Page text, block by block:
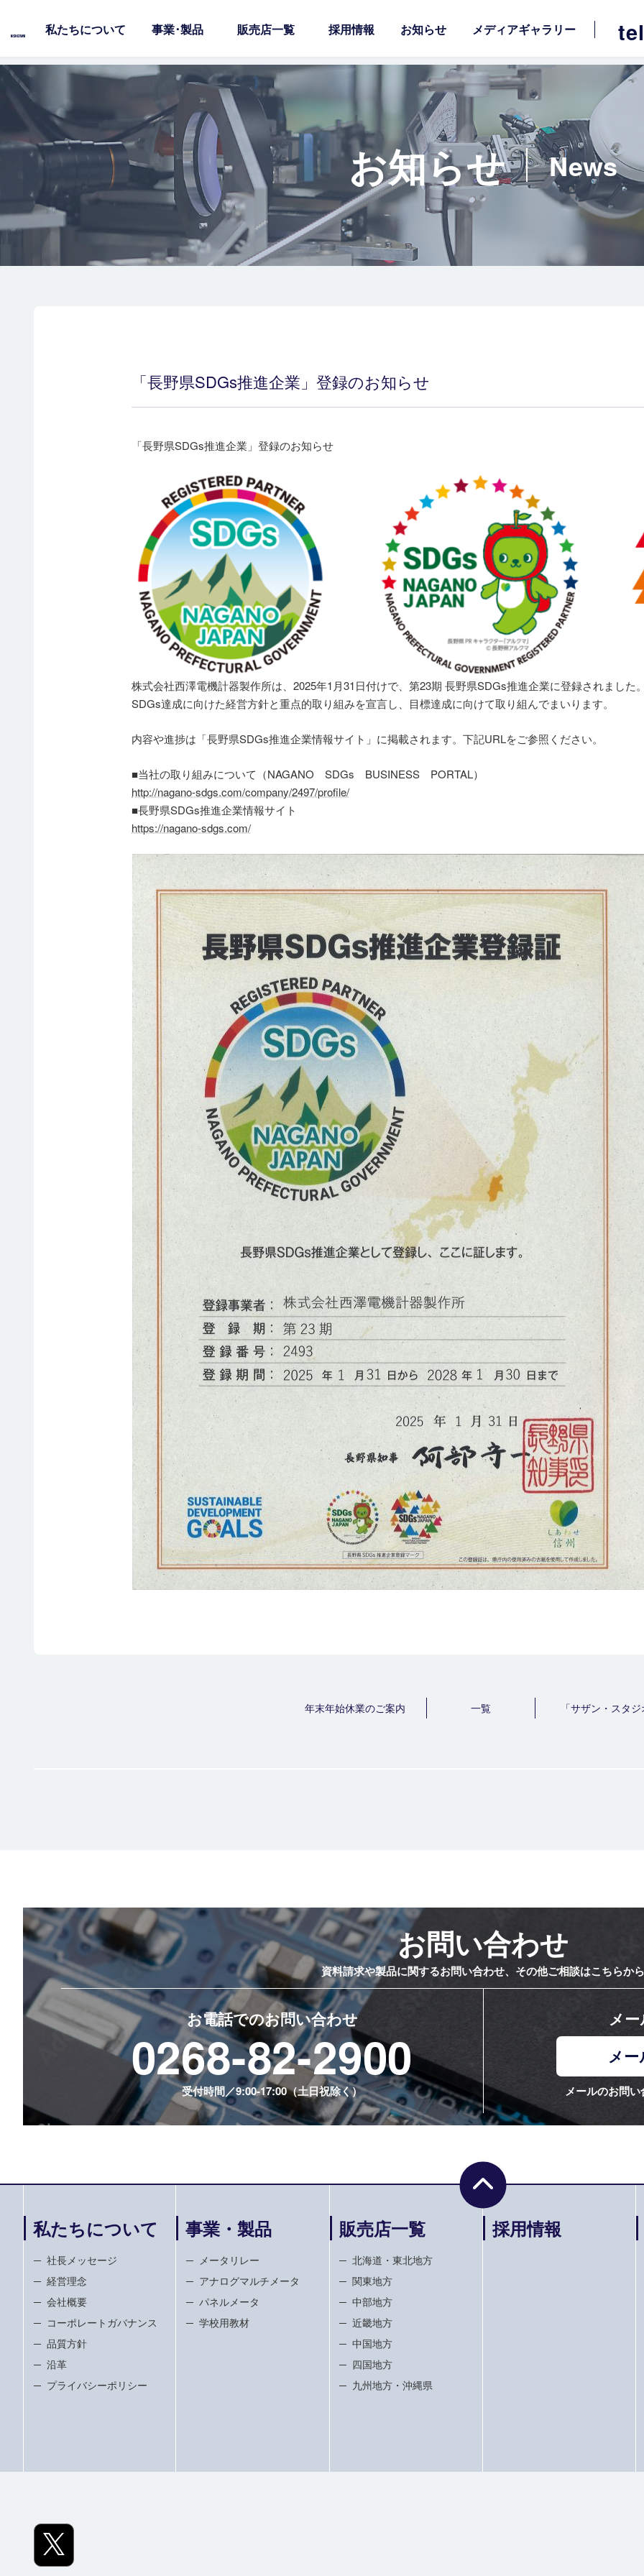
コ
ツ
ッ
プ
ナ
シ
移
動
私たちについて 事業･製品 販売店一覧 採用情報 お知らせ メディアギャラリー
お知らせ News
「長野県SDGs推進企業」登録のお知らせ
「長野県SDGs推進企業」登録のお知らせ
株式会社西澤電機計器製作所は、2025年1月31日付けで、第23期 長野県SDGs推進企業に登録されました
SDGs達成に向けた経営方針と重点的取り組みを宣言し、目標達成に向けて取り組んでまいります。
内容や進捗は「長野県SDGs推進企業情報サイト」に掲載されます。下記URLをご参照ください。
■当社の取り組みについて（NAGANO SDGs BUSINESS PORTAL）
http://nagano-sdgs.com/company/2497/profile/
■長野県SDGs推進企業情報サイト
https://nagano-sdgs.com/
ョ
ン
年末年始休業のご案内 一覧 「サザン・スタ
お問い合わせ
資料請求や製品に関するお問い合わせ、その他ご相談はこちらから
お電話でのお問い合わせ
0268-82-2900
受付時間／9:00-17:00（土日祝除く）
メ
メ
メールのお問
私たちについて
社長メッセージ
経営理念
会社概要
コーポレートガバナンス
品質方針
沿革
プライバシーポリシー
事業・製品
メータリレー
アナログマルチメータ
パネルメータ
学校用教材
販売店一覧
北海道・東北地方
関東地方
中部地方
近畿地方
中国地方
四国地方
九州地方・沖縄県
採用情報